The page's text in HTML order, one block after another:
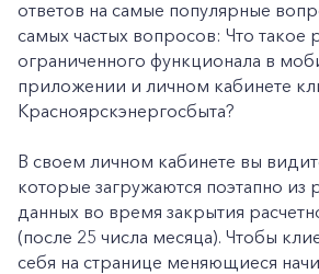
ответов на самые популярные
самых частых вопросов: Что такое
ограниченного функционала в
приложении и личном кабинете
Красноярскэнергосбыта?
В своем личном кабинете вы
которые загружаются поэтапно из
данных во время закрытия
(после 25 числа месяца). Чтобы
себя на странице меняющиеся